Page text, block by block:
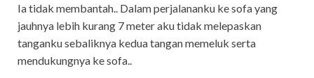
Ia tidak membantah.. Dalam perjalananku ke sofa yang
jauhnya lebih kurang 7 meter aku tidak melepaskan
tanganku sebaliknya kedua tangan memeluk serta
mendukungnya ke sofa..